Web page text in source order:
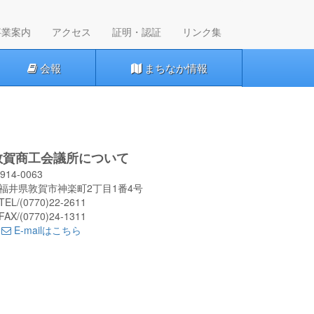
案内 アクセス 証明・認証 リンク集
会報 まちなか情報
商工会議所について
0063
県敦賀市神楽町2丁目1番4号
(0770)22-2611
(0770)24-1311
E-mailはこちら